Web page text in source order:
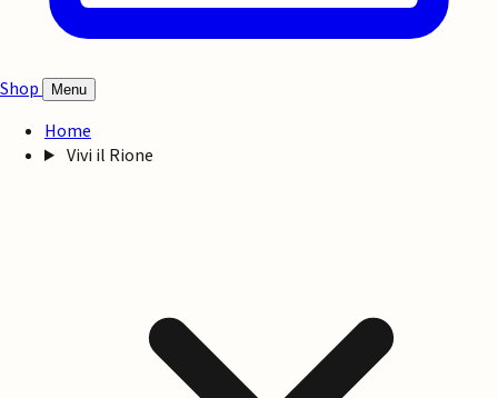
Shop Menu
Home
Vivi il Rione